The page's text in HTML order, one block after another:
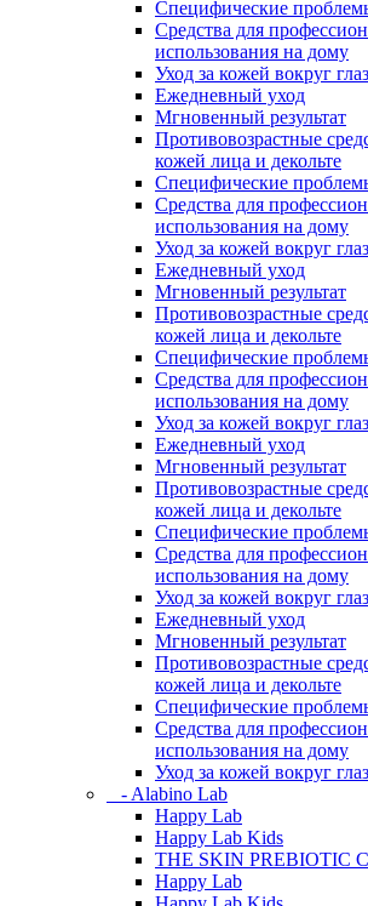
Специфические
Средства для
использования на дому
Уход за кожей вокруг глаз
Ежедневный уход
Мгновенный результат
Противовозрастные
кожей лица и декольте
Специфические
Средства для
использования на дому
Уход за кожей вокруг глаз
Ежедневный уход
Мгновенный результат
Противовозрастные
кожей лица и декольте
Специфические
Средства для
использования на дому
Уход за кожей вокруг глаз
Ежедневный уход
Мгновенный результат
Противовозрастные
кожей лица и декольте
Специфические
Средства для
использования на дому
Уход за кожей вокруг глаз
Ежедневный уход
Мгновенный результат
Противовозрастные
кожей лица и декольте
Специфические
Средства для
использования на дому
Уход за кожей вокруг глаз
- Alabino Lab
Happy Lab
Happy Lab Kids
THE SKIN PREBIOTIC
Happy Lab